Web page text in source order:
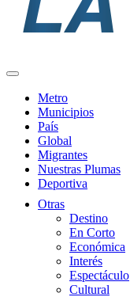
Metro
Municipios
País
Global
Migrantes
Nuestras Plumas
Deportiva
Otras
Destino
En Corto
Económica
Interés
Espectáculo
Cultural